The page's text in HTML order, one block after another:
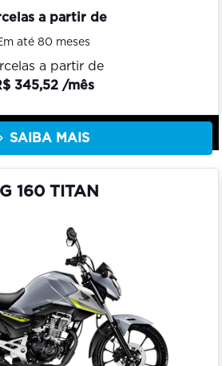
a partir de
até 80 meses
a partir de
345,52 /mês
SAIBA MAIS
160 TITAN